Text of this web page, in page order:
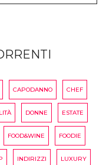
CAPODANNO CHEF
DONNE ESTATE
FOOD&WINE FOODIE
INDIRIZZI LUXURY